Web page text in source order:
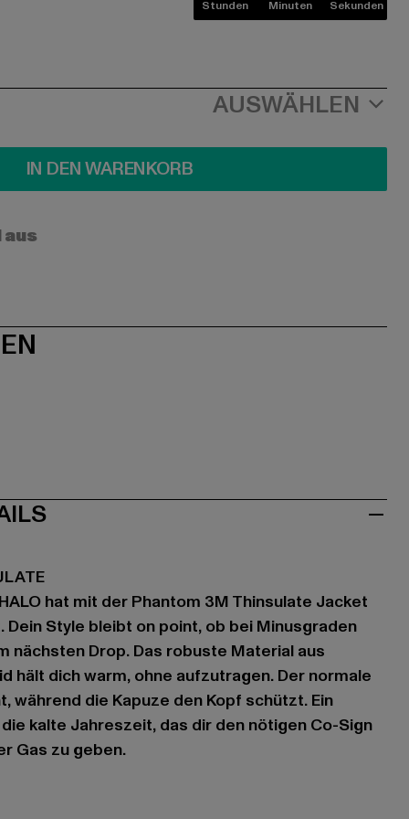
Stunden Minuten Sekunden
AUSWÄHLEN
IN DEN WARENKORB
hat mit der Phantom 3M Thinsulate Jacket
Style bleibt on point, ob bei Minusgraden
nächsten Drop. Das robuste Material aus
hält dich warm, ohne aufzutragen. Der normale
während die Kapuze den Kopf schützt. Ein
kalte Jahreszeit, das dir den nötigen Co-Sign
Gas zu geben.